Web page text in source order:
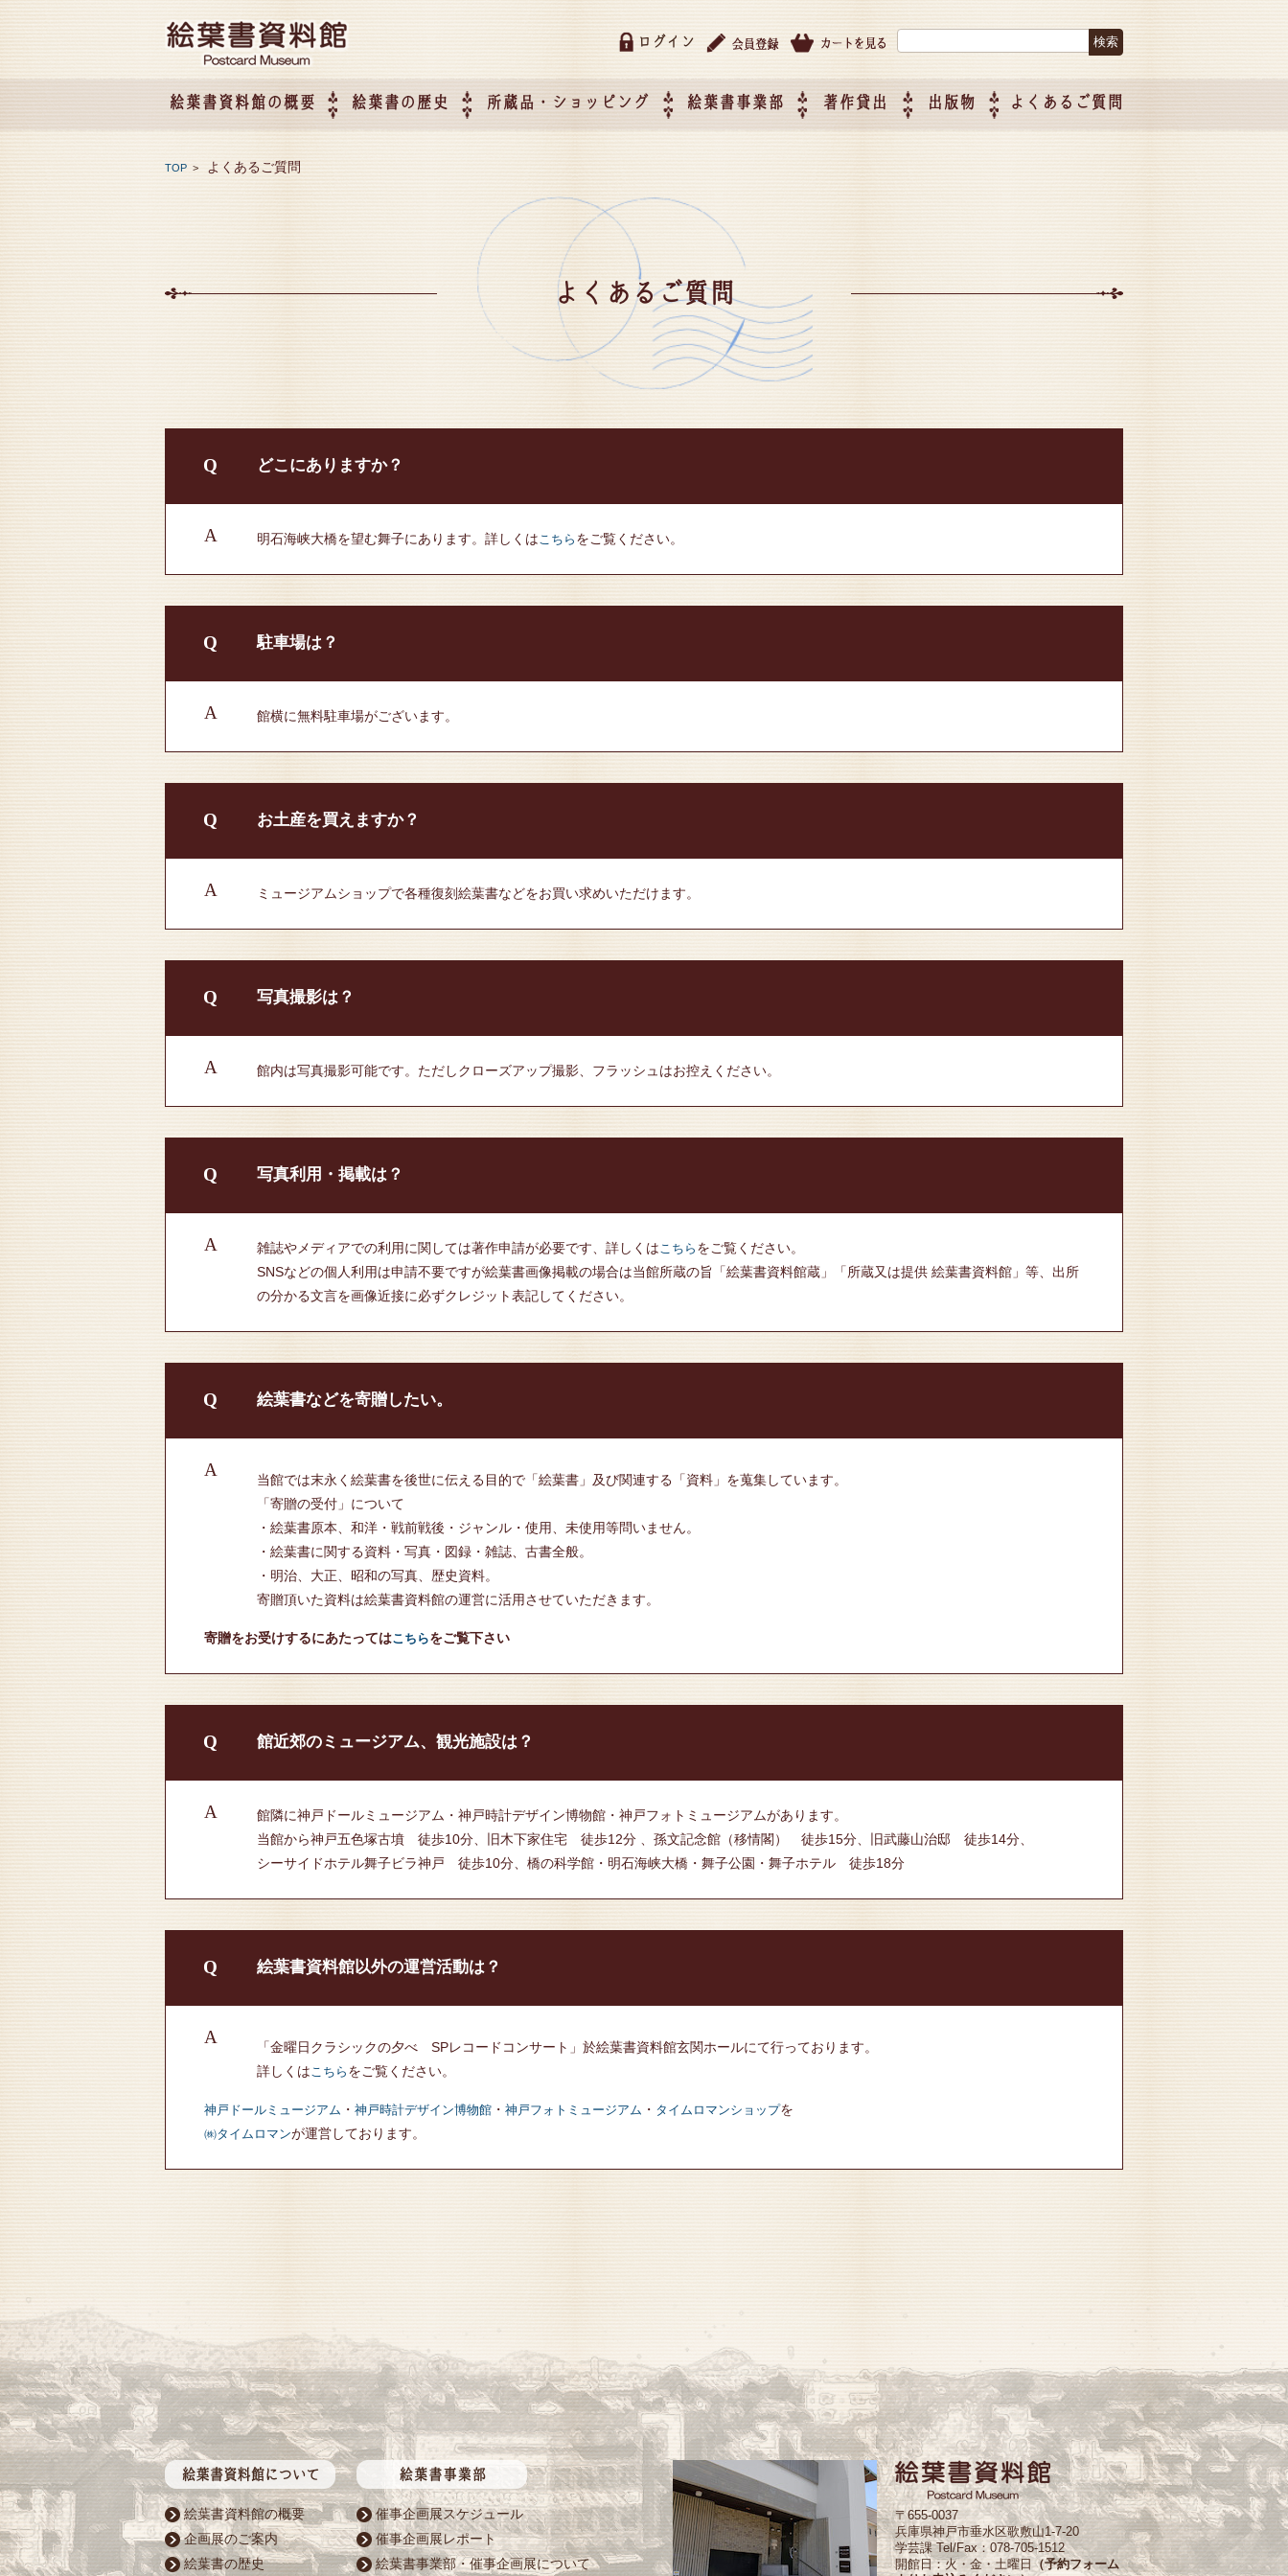
ログイン
絵葉書資料館の概要 絵葉書の歴史 所蔵品・ショッピング 絵葉書事業部 著作貸出 出版物 よくあるご質問
TOP > よくあるご質問
よくあるご質問
Q どこにありますか？
A 明石海峡大橋を望む舞子にあります。詳しくはこちら をご覧ください。
Q 駐車場は？
A 館横に無料駐車場がございます。
Q お土産を買えますか？
A ミュージアムショップで各種復刻絵葉書などをお買い求めいただけます。
Q 写真撮影は？
A 館内は写真撮影可能です。ただしクローズアップ撮影、フラッシュはお控えください。
Q 写真利用・掲載は？
A 雑誌やメディアでの利用に関しては著作申請が必要です、詳しくはこちら をご覧ください。
SNSなどの個人利用は申請不要ですが絵葉書画像掲載の場合は当館所蔵の旨「絵葉書資料館蔵」「所蔵又は提供 絵葉書資料館」等、出所
の分かる文言を画像近接に必ずクレジット表記してください。
Q 絵葉書などを寄贈したい。
A
当館では末永く絵葉書を後世に伝える目的で「絵葉書」及び関連する「資料」を蒐集しています。
「寄贈の受付」について
・絵葉書原本、和洋・戦前戦後・ジャンル・使用、未使用等問いません。
・絵葉書に関する資料・写真・図録・雑誌、古書全般。
・明治、大正、昭和の写真、歴史資料。
寄贈頂いた資料は絵葉書資料館の運営に活用させていただきます。
寄贈をお受けするにあたってはこちらをご覧下さい
Q 館近郊のミュージアム、観光施設は？
A
館隣に神戸ドールミュージアム・神戸時計デザイン博物館・神戸フォトミュージアムがあります。
当館から神戸五色塚古墳 徒歩10分、旧木下家住宅 徒歩12分 、孫文記念館（移情閣） 徒歩15分、旧武藤山治邸 徒歩14分、
シーサイドホテル舞子ビラ神戸 徒歩10分、橋の科学館・明石海峡大橋・舞子公園・舞子ホテル 徒歩18分
Q 絵葉書資料館以外の運営活動は？
A
「金曜日クラシックの夕べ SPレコードコンサート」於絵葉書資料館玄関ホールにて行っております。
詳しくはこちら をご覧ください。
神戸ドールミュージアム ・ 神戸時計デザイン博物館 ・ 神戸フォトミュージアム ・ タイムロマンショップを
㈱タイムロマンが運営しております。
絵葉書資料館の概要
企画展のご案内
絵葉書の歴史
催事企画展スケジュール
催事企画展レポート
絵葉書事業部・催事企画展について
〒655-0037
兵庫県神戸市垂水区歌敷山1-7-20
学芸課 Tel/Fax：078-705-1512
開館日：火・金・土曜日 （予約フォーム